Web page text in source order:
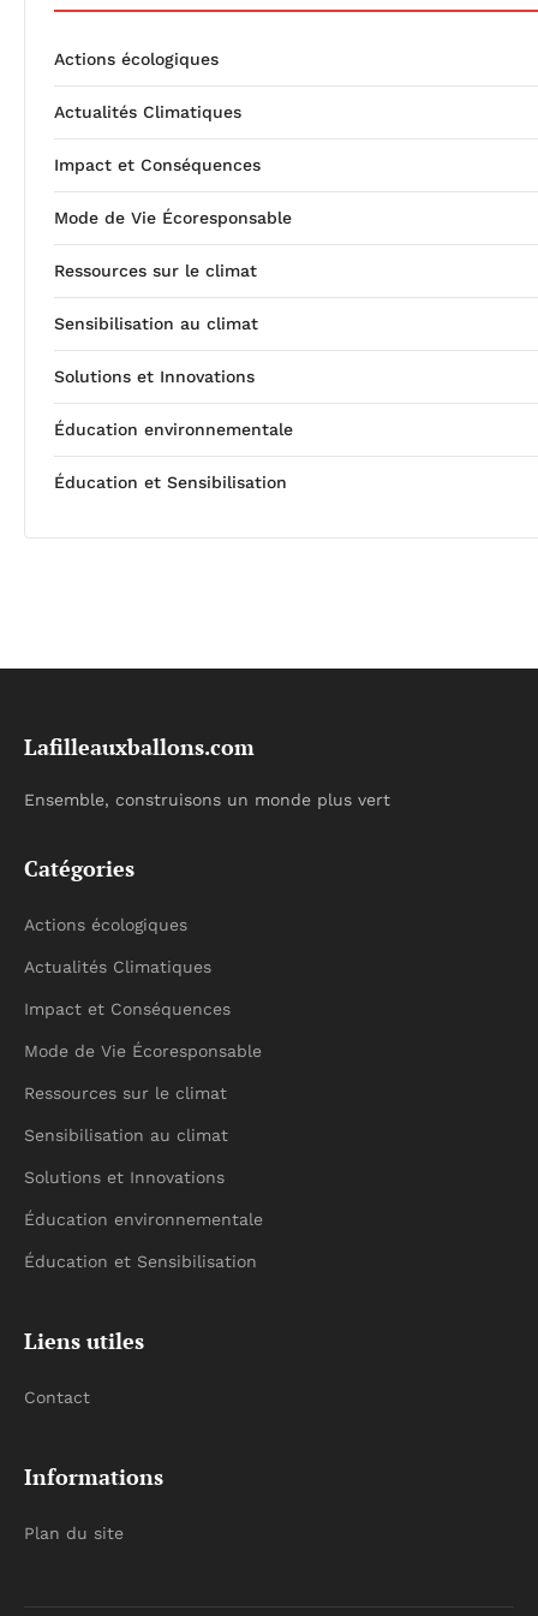
Actions écologiques
Actualités Climatiques
Impact et Conséquences
Mode de Vie Écoresponsable
Ressources sur le climat
Sensibilisation au climat
Solutions et Innovations
Éducation environnementale
Éducation et Sensibilisation
Lafilleauxballons.com
Ensemble, construisons un monde plus vert
Catégories
Actions écologiques
Actualités Climatiques
Impact et Conséquences
Mode de Vie Écoresponsable
Ressources sur le climat
Sensibilisation au climat
Solutions et Innovations
Éducation environnementale
Éducation et Sensibilisation
Liens utiles
Contact
Informations
Plan du site